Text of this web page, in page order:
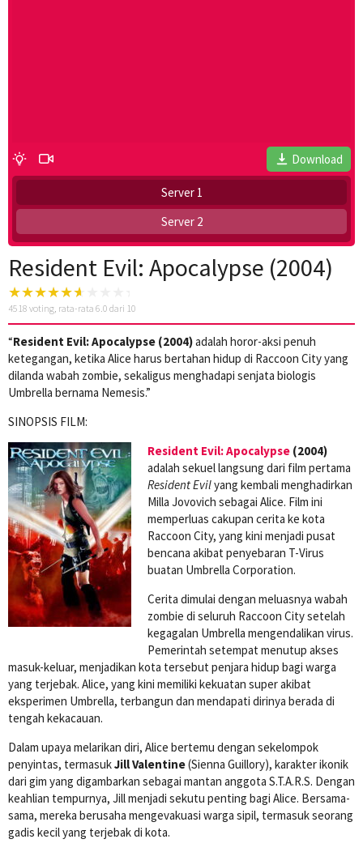
Download
Server 1
Server 2
Resident Evil: Apocalypse (2004)
4518 voting, rata-rata 6.0 dari 10
“Resident Evil: Apocalypse (2004)adalah horor-aksi penuh
ketegangan, ketika Alice harus bertahan hidup di Raccoon City yang
dilanda wabah zombie, sekaligus menghadapi senjata biologis
Umbrella bernama Nemesis.”
SINOPSIS FILM:
Resident Evil: Apocalypse (2004)
adalah sekuel langsung dari film pertama
Resident Evilyang kembali menghadirkan
Milla Jovovich sebagai Alice. Film ini
memperluas cakupan cerita ke kota
Raccoon City, yang kini menjadi pusat
bencana akibat penyebaran T-Virus
buatan Umbrella Corporation.
Cerita dimulai dengan meluasnya wabah
zombie di seluruh Raccoon City setelah
kegagalan Umbrella mengendalikan virus.
Pemerintah setempat menutup akses
masuk-keluar, menjadikan kota tersebut penjara hidup bagi warga
yang terjebak. Alice, yang kini memiliki kekuatan super akibat
eksperimen Umbrella, terbangun dan mendapati dirinya berada di
tengah kekacauan.
Dalam upaya melarikan diri, Alice bertemu dengan sekelompok
penyintas, termasukJill Valentine(Sienna Guillory), karakter ikonik
dari gim yang digambarkan sebagai mantan anggota S.T.A.R.S. Dengan
keahlian tempurnya, Jill menjadi sekutu penting bagi Alice. Bersama-
sama, mereka berusaha mengevakuasi warga sipil, termasuk seorang
gadis kecil yang terjebak di kota.